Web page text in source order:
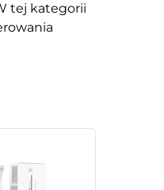
tej kategorii